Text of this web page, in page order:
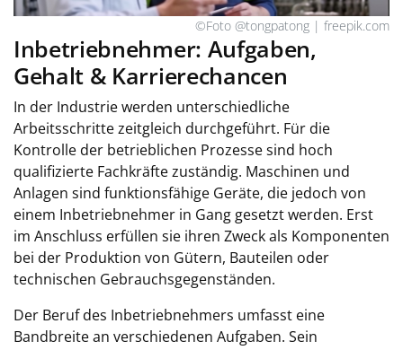
©Foto @tongpatong | freepik.com
Inbetriebnehmer: Aufgaben,
Gehalt & Karrierechancen
In der Industrie werden unterschiedliche
Arbeitsschritte zeitgleich durchgeführt. Für die
Kontrolle der betrieblichen Prozesse sind hoch
qualifizierte Fachkräfte zuständig. Maschinen und
Anlagen sind funktionsfähige Geräte, die jedoch von
einem Inbetriebnehmer in Gang gesetzt werden. Erst
im Anschluss erfüllen sie ihren Zweck als Komponenten
bei der Produktion von Gütern, Bauteilen oder
technischen Gebrauchsgegenständen.
Der Beruf des Inbetriebnehmers umfasst eine
Bandbreite an verschiedenen Aufgaben. Sein